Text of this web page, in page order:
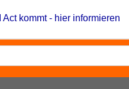
Act kommt - hier informieren